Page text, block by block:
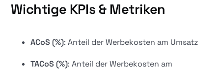
Wichtige KPIs & Metriken
ACoS (%): Anteil der Werbekosten am Umsatz
TACoS (%): Anteil der Werbekosten am